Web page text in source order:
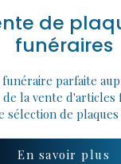
de
funéraires
funéraire parfaite
de la vente d'articles
sélection de
En savoir plus